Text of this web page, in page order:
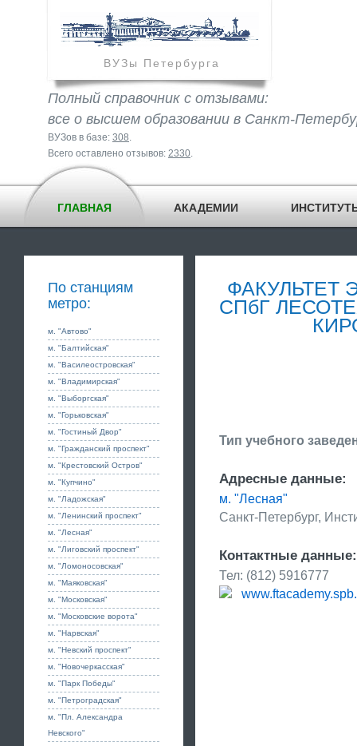
ВУЗы Петербурга
Полный справочник с отзывами:
все о высшем образовании в Санкт-
ВУЗов в базе: 308.
Всего оставлено отзывов: 2330.
ГЛАВНАЯ АКАДЕМИИ
По станциям
метро:
м. "Автово"
м. "Балтийская"
м. "Василеостровская"
м. "Владимирская"
м. "Выборгская"
м. "Горьковская"
м. "Гостиный Двор"
м. "Гражданский проспект"
м. "Крестовский Остров"
м. "Купчино"
м. "Ладожская"
м. "Ленинский проспект"
м. "Лесная"
м. "Лиговский проспект"
м. "Ломоносовская"
м. "Маяковская"
м. "Московская"
м. "Московские ворота"
м. "Нарвская"
м. "Невский проспект"
м. "Новочеркасская"
м. "Парк Победы"
м. "Петроградская"
м. "Пл. Александра
Невского"
ФАКУЛЬТЕТ
СПбГ
Тип учебного
Адресные данные:
м. "Лесная"
Санкт-Петербург,
Контактные данные:
Тел: (812) 5916777